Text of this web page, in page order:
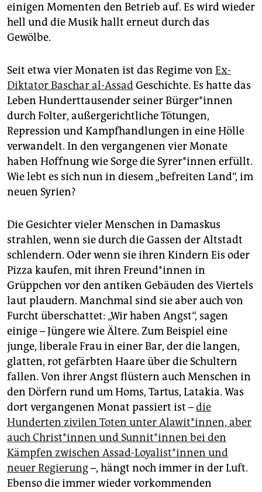
einigen Momenten den Betrieb auf. Es wird wieder
hell und die Musik hallt erneut durch das
Gewölbe.
Seit etwa vier Monaten ist das Regime von Ex-
Diktator Baschar al-AssadGeschichte. Es hatte das
Leben Hunderttausender seiner Bür­ge­r*in­nen
durch Folter, außergerichtliche Tötungen,
Repression und Kampfhandlungen in eine Hölle
verwandelt. In den vergangenen vier Monate
haben Hoffnung wie Sorge die Sy­re­r*in­nen erfüllt.
Wie lebt es sich nun in diesem „befreiten Land“, im
neuen Syrien?
Die Gesichter vieler Menschen in Damaskus
strahlen, wenn sie durch die Gassen der Altstadt
schlendern. Oder wenn sie ihren Kindern Eis oder
Pizza kaufen, mit ihren Freun­d*in­nen in
Grüppchen vor den antiken Gebäuden des Viertels
laut plaudern. Manchmal sind sie aber auch von
Furcht überschattet: „Wir haben Angst“, sagen
einige – Jüngere wie Ältere. Zum Beispiel eine
junge, liberale Frau in einer Bar, der die langen,
glatten, rot gefärbten Haare über die Schultern
fallen. Von ihrer Angst flüstern auch Menschen in
den Dörfern rund um Homs, Tartus, Latakia. Was
dort vergangenen Monat passiert ist –die
Hunderten zivilen Toten unter Alawit*innen, aber
auch Chris­t*in­nen und Sun­nit*in­nen bei den
Kämpfen zwischen Assad-Loyalist*innen und
neuer Regierung–, hängt noch immer in der Luft.
Ebenso die immer wieder vorkommenden